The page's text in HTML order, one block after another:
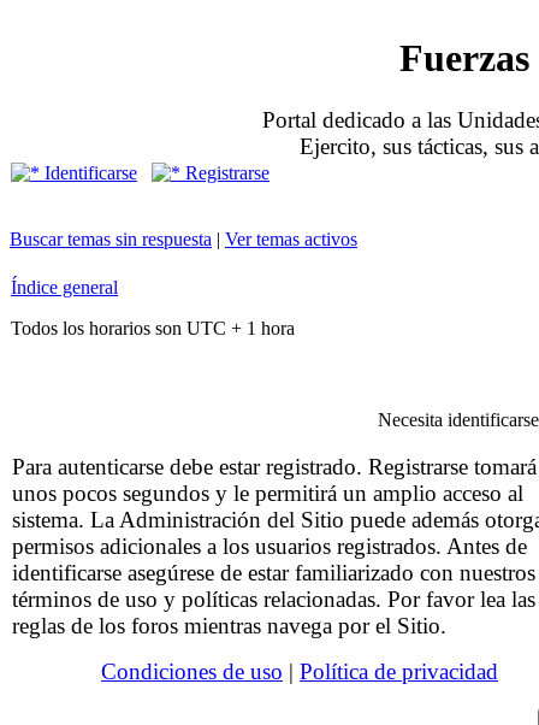
Portal dedicado a las
Ejercito, sus tácticas, sus
Identificarse Registrarse
Buscar temas sin respuesta | Ver temas activos
Índice general
Todos los horarios son UTC + 1 hora
Necesita
Para autenticarse debe estar registrado. Registrarse
unos pocos segundos y le permitirá un amplio acceso al
sistema. La Administración del Sitio puede además
permisos adicionales a los usuarios registrados. Antes de
identificarse asegúrese de estar familiarizado con nuestros
términos de uso y políticas relacionadas. Por favor lea las
reglas de los foros mientras navega por el Sitio.
Condiciones de uso | Política de privacidad